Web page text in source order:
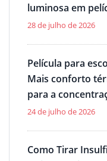
luminosa em
28 de julho de 2026
Película para
Mais conforto
para a
24 de julho de 2026
Como Tirar